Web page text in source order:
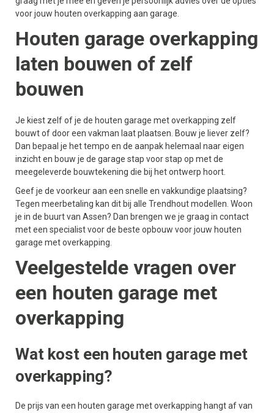
voor jouw houten overkapping aan garage.
Houten garage overkapping
laten bouwen of zelf
bouwen
Je kiest zelf of je de houten garage met overkapping zelf
bouwt of door een vakman laat plaatsen. Bouw je liever zelf?
Dan bepaal je het tempo en de aanpak helemaal naar eigen
inzicht en bouw je de garage stap voor stap op met de
meegeleverde bouwtekening die bij het ontwerp hoort.
Geef je de voorkeur aan een snelle en vakkundige plaatsing?
Tegen meerbetaling kan dit bij alle Trendhout modellen. Woon
je in de buurt van Assen? Dan brengen we je graag in contact
met een specialist voor de beste opbouw voor jouw houten
garage met overkapping.
Veelgestelde vragen over
een houten garage met
overkapping
Wat kost een houten garage met
overkapping?
De prijs van een houten garage met overkapping hangt af van